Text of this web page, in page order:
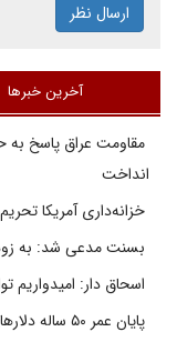
ارسال نظر
آخرین خبرها
مقاومت عراق پاسخ به
انداخت
خزانه‌داری آمریکا
بسنت مدعی شد: به
اسحاق دار: امیدواریم
پایان عمر ۵۰ ساله دلارهای نفتی به دست ایران